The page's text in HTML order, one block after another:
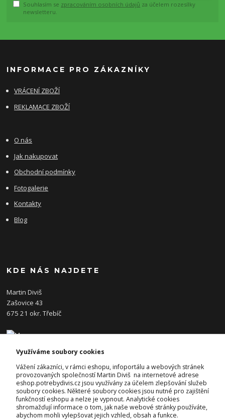
Souhlasím se zpracováním osobních údajů za účelem rozesílky
newsletteru.
INFORMACE PRO ZÁKAZNÍKY
VRÁCENÍ ZBOŽÍ
REKLAMACE ZBOŽÍ
O nás
Jak nakupovat
Obchodní podmínky
Fotogalerie
Kontakty
Blog
KDE NÁS NAJDETE
Martin Diviš
Zašovice 43
675 21 okr. Třebíč
KONTAKTY
Josef Diviš
+420 728 382 742
(Po-Pá, 7-17hod.)
Využíváme soubory cookies
Vážení zákazníci, v rámci eshopu, infoportálu a webových stránek
provozovaných společností Martin Diviš na internetové adrese
eshop.potrebydivis.cz jsou využívány za účelem zlepšování služeb
soubory cookies. Některé soubory cookies jsou nutné pro zajištění
funkčností eshopu a nelze je vypnout. Analytické cookies
shromažďují informace o tom, jak naše webové stránky používáte,
abychom mohli vylepšovat jejich vzhled, obsah a funkce.